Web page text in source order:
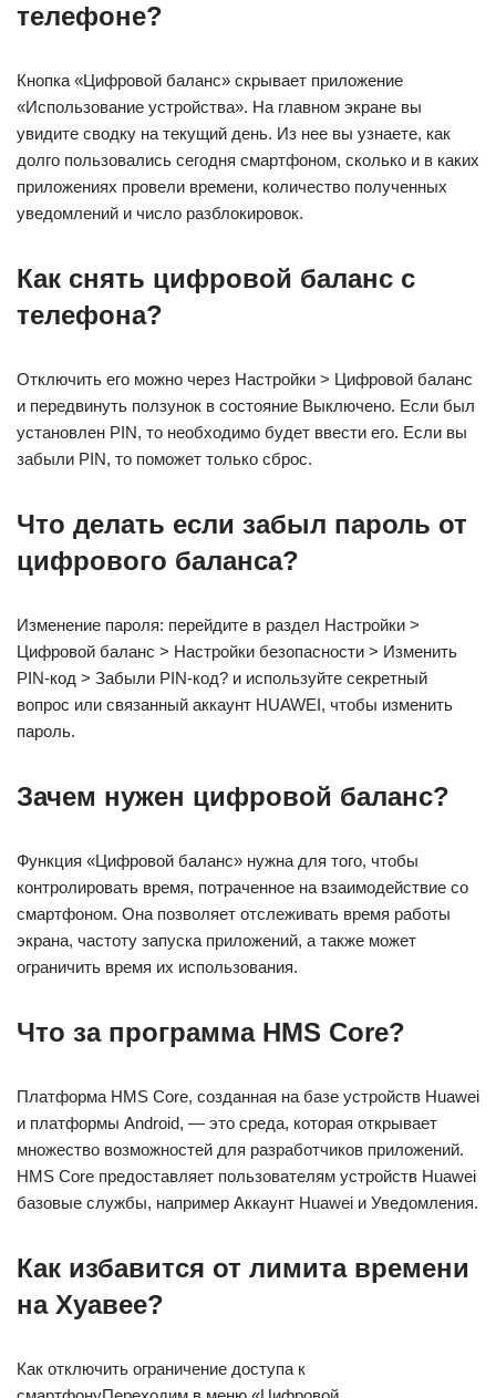
телефоне?
Кнопка «Цифровой баланс» скрывает приложение
«Использование устройства». На главном экране вы
увидите сводку на текущий день. Из нее вы узнаете, как
долго пользовались сегодня смартфоном, сколько и в каких
приложениях провели времени, количество полученных
уведомлений и число разблокировок.
Как снять цифровой баланс с
телефона?
Отключить его можно через Настройки > Цифровой баланс
и передвинуть ползунок в состояние Выключено. Если был
установлен PIN, то необходимо будет ввести его. Если вы
забыли PIN, то поможет только сброс.
Что делать если забыл пароль от
цифрового баланса?
Изменение пароля: перейдите в раздел Настройки >
Цифровой баланс > Настройки безопасности > Изменить
PIN-код > Забыли PIN-код? и используйте секретный
вопрос или связанный аккаунт HUAWEI, чтобы изменить
пароль.
Зачем нужен цифровой баланс?
Функция «Цифровой баланс» нужна для того, чтобы
контролировать время, потраченное на взаимодействие со
смартфоном. Она позволяет отслеживать время работы
экрана, частоту запуска приложений, а также может
ограничить время их использования.
Что за программа HMS Core?
Платформа HMS Core, созданная на базе устройств Huawei
и платформы Android, — это среда, которая открывает
множество возможностей для разработчиков приложений.
HMS Core предоставляет пользователям устройств Huawei
базовые службы, например Аккаунт Huawei и Уведомления.
Как избавится от лимита времени
на Хуавее?
Как отключить ограничение доступа к